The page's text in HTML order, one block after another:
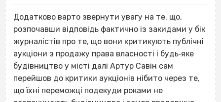
Додатково варто звернути увагу на те, що,
розпочавши відповідь фактично із закидами у бік
журналістів про те, що вони критикують публічні
аукціони з продажу права власності і будь‐яке
будівництво у місті далі Артур Савін сам
перейшов до критики аукціонів нібито через те,
що їхні переможці подекуди роками не